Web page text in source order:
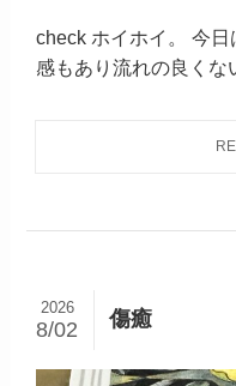
check ホイホイ。 今
感もあり流れの良くな
傷癒
2026
8/02